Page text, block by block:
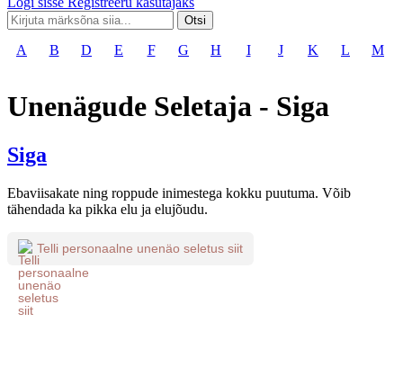
Otsi
A B D E F G H I J K L M
Unenägude Seletaja - Siga
Siga
Ebaviisakate ning roppude inimestega kokku puutuma. Võib
tähendada ka pikka elu ja elujõudu.
Telli personaalne unenäo seletus siit